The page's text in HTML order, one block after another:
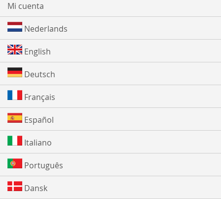
Mi cuenta
Nederlands
English
Deutsch
Français
Español
Italiano
Português
Dansk